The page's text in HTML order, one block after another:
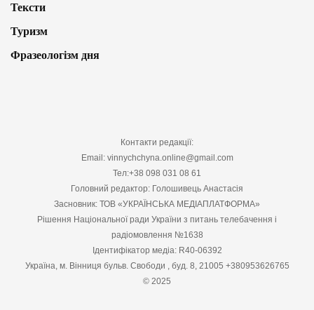
Тексти
Туризм
Фразеологізм дня
Контакти редакції:
Email: vinnychchyna.online@gmail.com
Тел:+38 098 031 08 61
Головний редактор: Голошивець Анастасія
Засновник: ТОВ «УКРАЇНСЬКА МЕДІАПЛАТФОРМА»
Рішення Національної ради України з питань телебачення і
радіомовлення №1638
Ідентифікатор медіа: R40-06392
Україна, м. Вінниця бульв. Свободи , буд. 8, 21005 +380953626765
© 2025